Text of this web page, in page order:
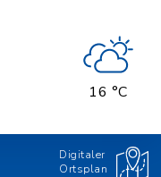
16 °C
Digitaler
Ortsplan